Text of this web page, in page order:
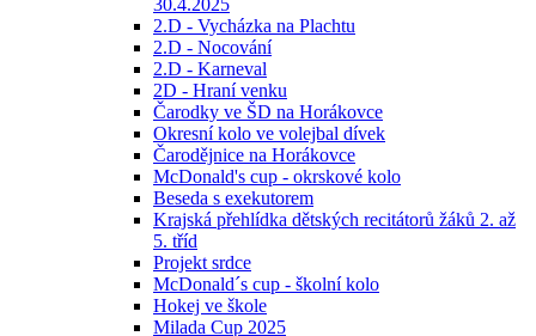
30.4.2025
2.D - Vycházka na Plachtu
2.D - Nocování
2.D - Karneval
2D - Hraní venku
Čarodky ve ŠD na Horákovce
Okresní kolo ve volejbal dívek
Čarodějnice na Horákovce
McDonald's cup - okrskové kolo
Beseda s exekutorem
Krajská přehlídka dětských recitátorů žáků 2. až
5. tříd
Projekt srdce
McDonald´s cup - školní kolo
Hokej ve škole
Milada Cup 2025